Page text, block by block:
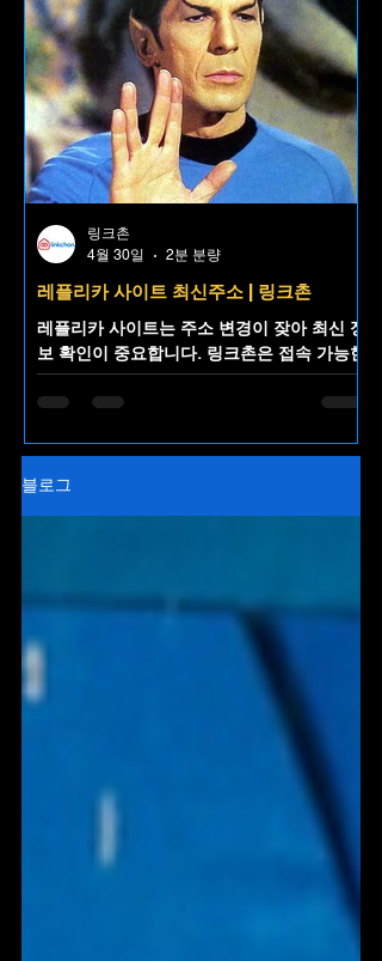
레플리카 사이트 최신주소 | 링크촌
레플리카 사이트는 주소 변경이 잦아 최신 정
보 확인이 중요합니다. 링크촌은 접속 가능한
레플리카 사이트 최신주소를 한곳에 정리해
제공하는 주소모음 플랫폼으로, 불필요한 검
링크촌
4월 30일
2분 분량
블로그